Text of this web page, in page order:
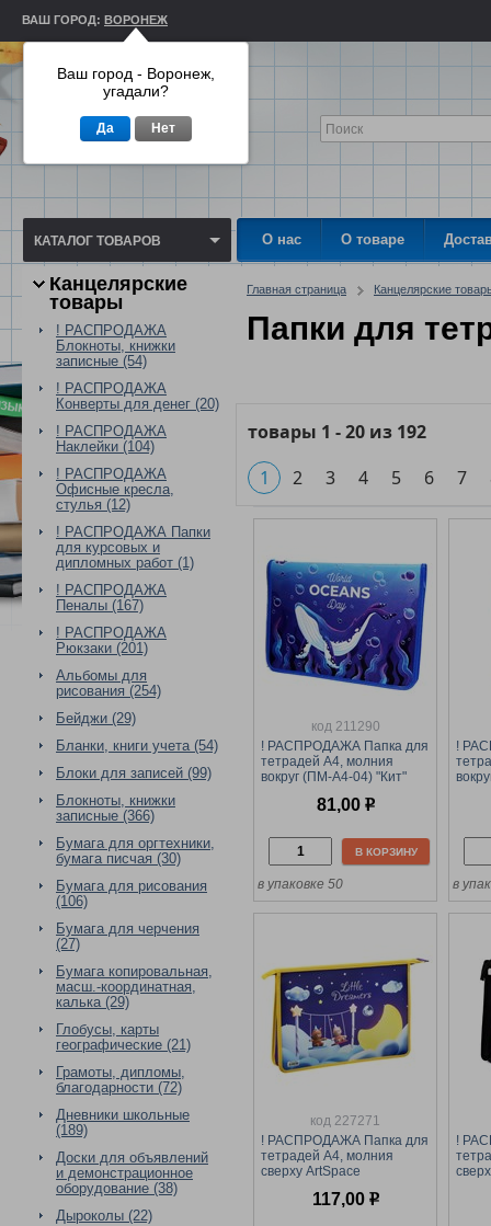
ВАШ ГОРОД: ВОРОНЕЖ
КАТАЛОГ ТОВАРОВ О нас О товаре
Канцелярские
товары
! РАСПРОДАЖА
Блокноты, книжки
записные (54)
! РАСПРОДАЖА
Конверты для денег (20)
! РАСПРОДАЖА
Наклейки (104)
! РАСПРОДАЖА
Офисные кресла,
стулья (12)
! РАСПРОДАЖА Папки
для курсовых и
дипломных работ (1)
! РАСПРОДАЖА
Пеналы (167)
! РАСПРОДАЖА
Рюкзаки (201)
Альбомы для
рисования (254)
Бейджи (29)
Бланки, книги учета (54)
Блоки для записей (99)
Блокноты, книжки
записные (366)
Бумага для оргтехники,
бумага писчая (30)
Бумага для рисования
(106)
Бумага для черчения
(27)
Бумага копировальная,
масш.-координатная,
калька (29)
Глобусы, карты
географические (21)
Грамоты, дипломы,
благодарности (72)
Дневники школьные
(189)
Доски для объявлений
и демонстрационное
оборудование (38)
Дыроколы (22)
Главная страница Канцелярские
Папки для
товары 1 -20 из 192
1
2 3 4 5 6 7
код 211290
! РАСПРОДАЖА Папка для
тетрадей А4, молния
вокруг (ПМ-А4-04) "Кит"
81,00 р
В КОРЗИНУ
в упаковке 50
!
в
код 227271
! РАСПРОДАЖА Папка для
тетрадей А4, молния
сверху ArtSpace
(ПТ-815_58219) пластик
117,00 р
!
Ваш город - Воронеж,
угадали?
Да Нет